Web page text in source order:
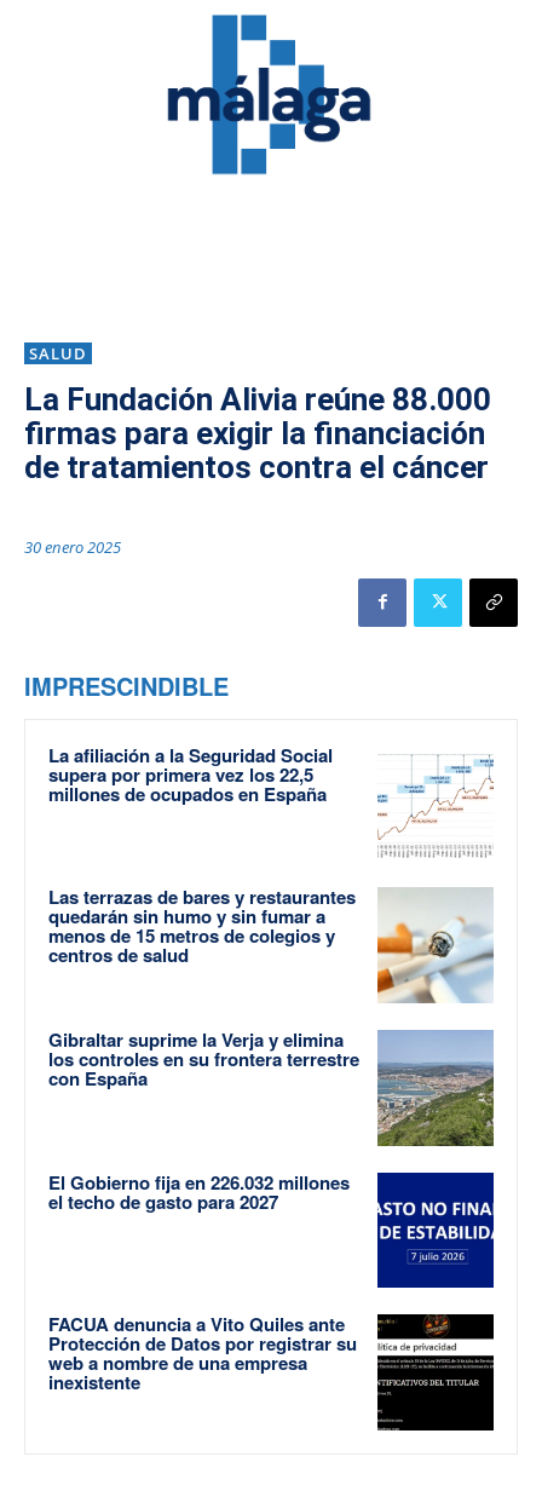
SALUD
La Fundación Alivia reúne 88.000
firmas para exigir la financiación
de tratamientos contra el cáncer
30 enero 2025
IMPRESCINDIBLE
La afiliación a la Seguridad Social
supera por primera vez los 22,5
millones de ocupados en España
Las terrazas de bares y restaurantes
quedarán sin humo y sin fumar a
menos de 15 metros de colegios y
centros de salud
Gibraltar suprime la Verja y elimina
los controles en su frontera terrestre
con España
El Gobierno fija en 226.032 millones
el techo de gasto para 2027
FACUA denuncia a Vito Quiles ante
Protección de Datos por registrar su
web a nombre de una empresa
inexistente